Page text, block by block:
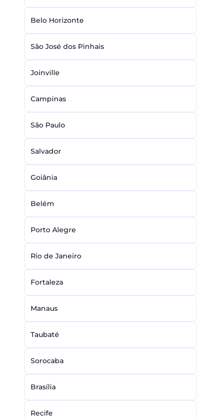
Belo Horizonte
São José dos Pinhais
Joinville
Campinas
São Paulo
Salvador
Goiânia
Belém
Porto Alegre
Rio de Janeiro
Fortaleza
Manaus
Taubaté
Sorocaba
Brasília
Recife